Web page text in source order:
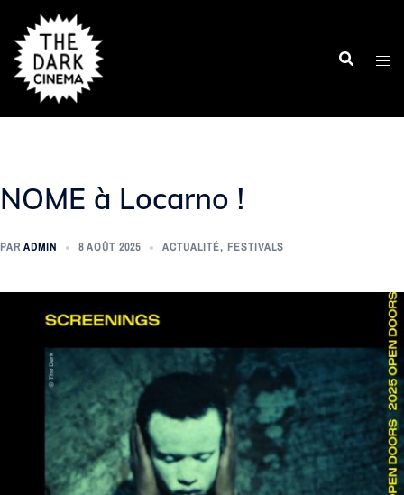
contenu
NOME à Locarno !
PARADMIN 8 AOÛT 2025 ACTUALITÉ, FESTIVALS